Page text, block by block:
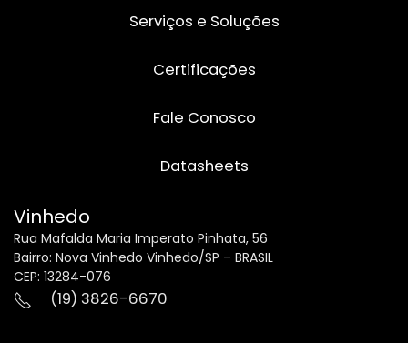
Serviços e Soluções
Certificações
Fale Conosco
Datasheets
Vinhedo
Rua Mafalda Maria Imperato Pinhata, 56
Bairro: Nova Vinhedo Vinhedo/SP – BRASIL
CEP: 13284-076
(19) 3826-6670